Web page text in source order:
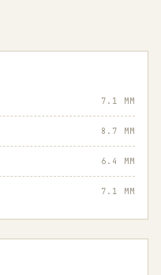
7.1 MM
8.7 MM
6.4 MM
7.1 MM